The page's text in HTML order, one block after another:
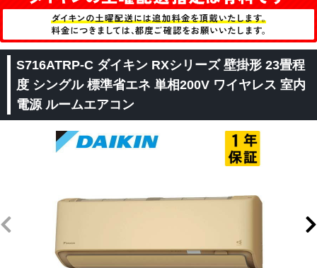
S716ATRP-C ダイキン RXシリーズ 壁掛形 23畳程
度 シングル 標準省エネ 単相200V ワイヤレス 室内
電源 ルームエアコン